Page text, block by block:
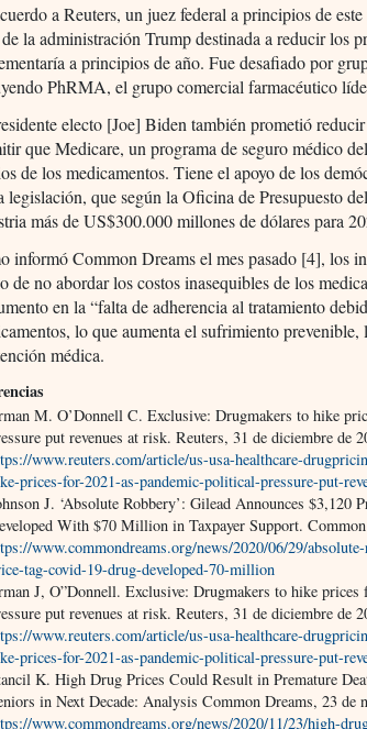
a Reuters, un juez federal a principios de
la administración Trump destinada a reducir los
a principios de año. Fue desafiado por
PhRMA, el grupo comercial farmacéutico
electo [Joe] Biden también prometió
que Medicare, un programa de seguro médico
de los medicamentos. Tiene el apoyo de los
legislación, que según la Oficina de Presupuesto
más de US$300.000 millones de dólares para
informó Common Dreams el mes pasado [4], los
de no abordar los costos inasequibles de los
en la “falta de adherencia al tratamiento
lo que aumenta el sufrimiento prevenible,
médica.
M. O’Donnell C. Exclusive: Drugmakers to hike
put revenues at risk. Reuters, 31 de diciembre de
www.reuters.com/article/us-usa-healthcare-
prices-for-2021-as-pandemic-political-pressure-put-
J. ‘Absolute Robbery’: Gilead Announces $3,120
With $70 Million in Taxpayer Support.
www.commondreams.org/news/2020/06/29/
tag-covid-19-drug-developed-70-million
J, O”Donnell. Exclusive: Drugmakers to hike
put revenues at risk. Reuters, 31 de diciembre de
www.reuters.com/article/us-usa-healthcare-
prices-for-2021-as-pandemic-political-pressure-put-
K. High Drug Prices Could Result in Premature
in Next Decade: Analysis Common Dreams, 23 de
www.commondreams.org/news/2020/11/23/high-